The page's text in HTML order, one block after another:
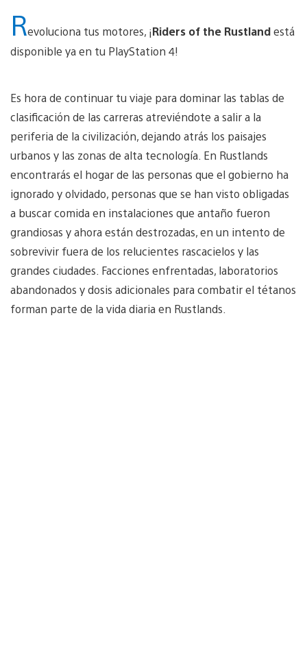
Revoluciona tus motores, ¡Riders of the Rustlandestá
disponible ya en tu PlayStation 4!
Es hora de continuar tu viaje para dominar las tablas de
clasificación de las carreras atreviéndote a salir a la
periferia de la civilización, dejando atrás los paisajes
urbanos y las zonas de alta tecnología. En Rustlands
encontrarás el hogar de las personas que el gobierno ha
ignorado y olvidado, personas que se han visto obligadas
a buscar comida en instalaciones que antaño fueron
grandiosas y ahora están destrozadas, en un intento de
sobrevivir fuera de los relucientes rascacielos y las
grandes ciudades. Facciones enfrentadas, laboratorios
abandonados y dosis adicionales para combatir el tétanos
forman parte de la vida diaria en Rustlands.